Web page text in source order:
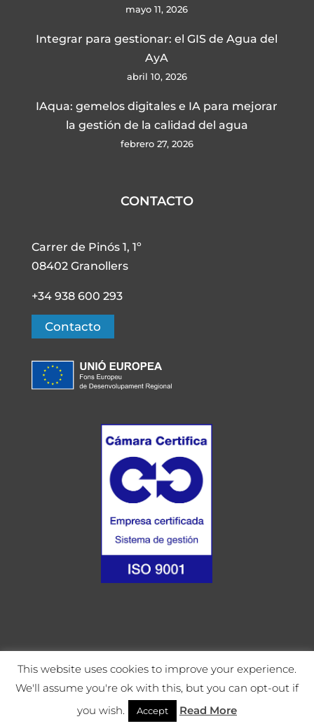
mayo 11, 2026
Integrar para gestionar: el GIS de Agua del
AyA
abril 10, 2026
IAqua: gemelos digitales e IA para mejorar
la gestión de la calidad del agua
febrero 27, 2026
CONTACTO
Carrer de Pinós 1, 1º
08402 Granollers
+34 938 600 293
Contacto
CONTACTO
DESENVOLUPAT PERARLUK SOFTWARE, S.L.
This website uses cookies to improve your experience.
We'll assume you're ok with this, but you can opt-out if
you wish.
Accept Read More